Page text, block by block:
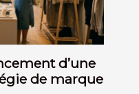
d’une
de marque